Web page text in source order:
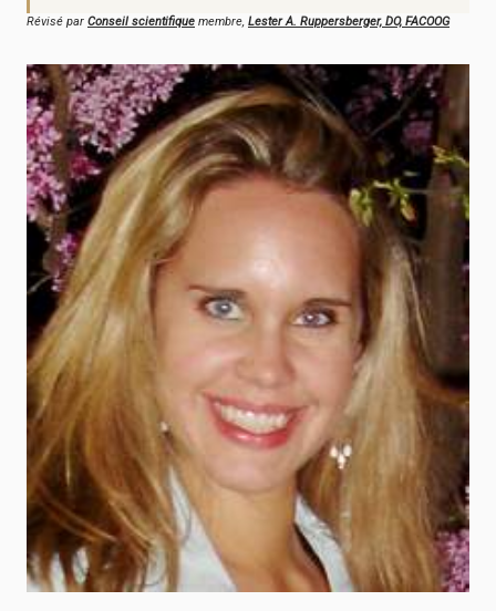
Révisé par Conseil scientifique membre, Lester A. Ruppersberger, DO, FACOOG